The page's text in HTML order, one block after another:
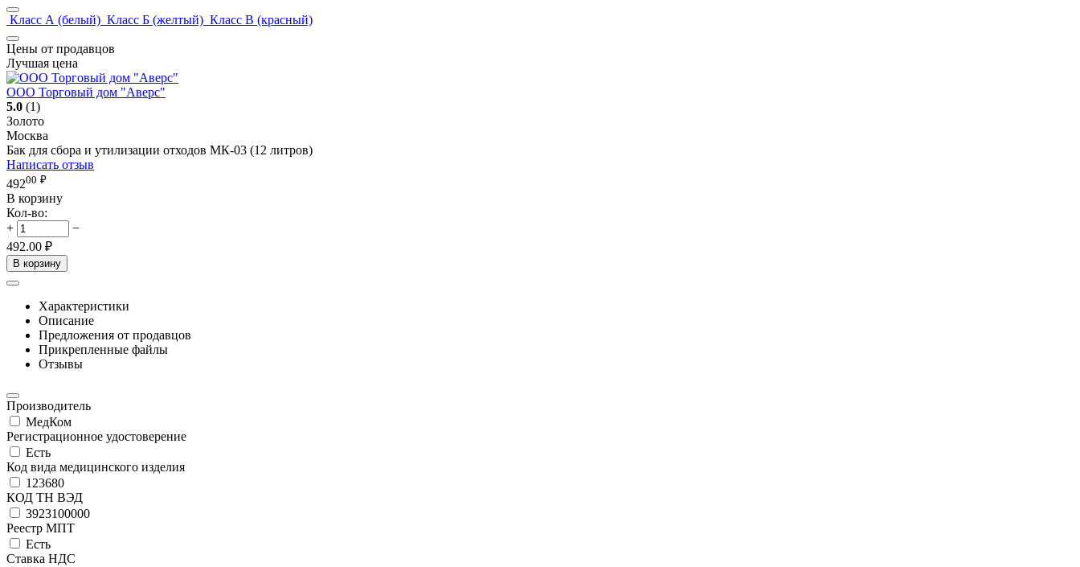
Класс А (белый) Класс Б (желтый) Класс В (красный)
Цены от продавцов
Лучшая цена
ООО Торговый дом "Аверс"
5.0 (1)
Золото
Москва
Бак для сбора и утилизации отходов МК-03 (12 литров)
Написать отзыв
49200 ₽
В корзину
Кол-во:
+
−
492.00 ₽
В корзину
Характеристики
Описание
Предложения от продавцов
Прикрепленные файлы
Отзывы
Производитель
МедКом
Регистрационное удостоверение
Есть
Код вида медицинского изделия
123680
КОД ТН ВЭД
3923100000
Реестр МПТ
Есть
Ставка НДС